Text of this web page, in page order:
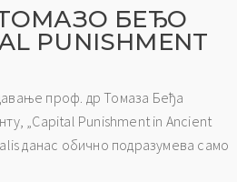
ТОМАЗО БЕЂО
PUNISHMENT
проф. др Томаза Беђа
„Capital Punishment in Ancient
данас обично подразумева само